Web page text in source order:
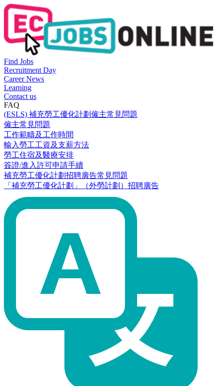
Find Jobs
Recruitment Day
Career News
Learning
Contact us
FAQ
(ESLS) 補充勞工優化計劃僱主常見問題
僱主常見問題
工作範疇及工作時間
輸入勞工工資及支薪方法
勞工住宿及醫療安排
簽證/進入許可申請手續
補充勞工優化計劃招聘廣告常見問題
「補充勞工優化計劃」（外勞計劃）招聘廣告